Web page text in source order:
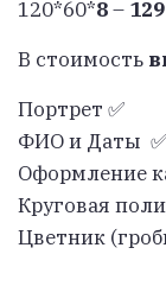
120*60*8–
В стоимость
Портрет ✅
ФИО и Даты ✅
Оформление
Круговая
Цветник